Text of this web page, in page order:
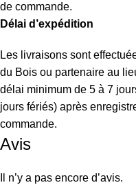
de commande.
Délai d’expédition
Les livraisons sont
du Bois ou partenaire au
délai minimum de 5 à 7
jours fériés) après
commande.
Avis
Il n’y a pas encore d’avis.